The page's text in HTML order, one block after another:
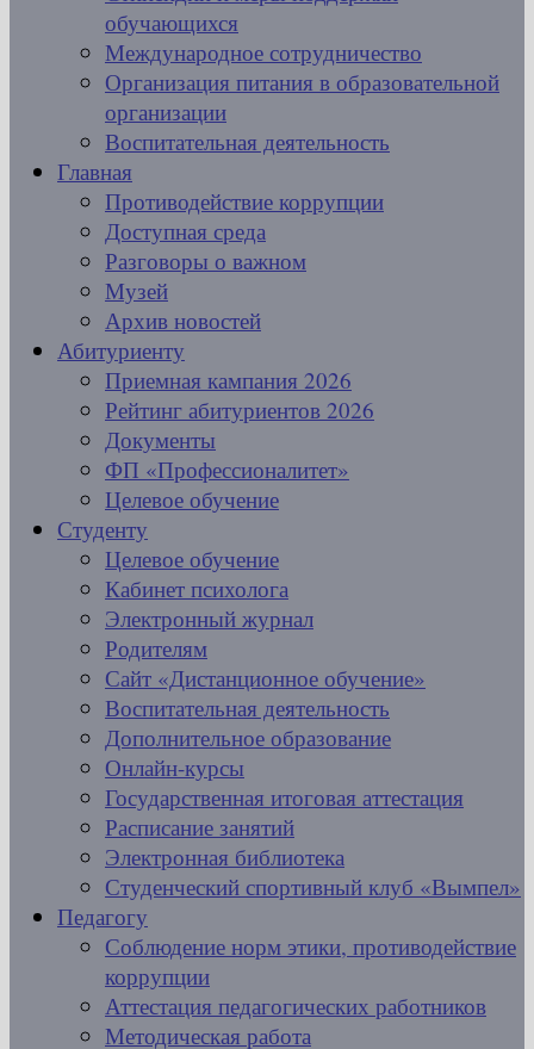
обучающихся
Международное сотрудничество
Организация питания в образовательной
организации
Воспитательная деятельность
Главная
Противодействие коррупции
Доступная среда
Разговоры о важном
Музей
Архив новостей
Абитуриенту
Приемная кампания 2026
Рейтинг абитуриентов 2026
Документы
ФП «Профессионалитет»
Целевое обучение
Студенту
Целевое обучение
Кабинет психолога
Электронный журнал
Родителям
Сайт «Дистанционное обучение»
Воспитательная деятельность
Дополнительное образование
Онлайн-курсы
Государственная итоговая аттестация
Расписание занятий
Электронная библиотека
Студенческий спортивный клуб «Вымпел»
Педагогу
Соблюдение норм этики, противодействие
коррупции
Аттестация педагогических работников
Методическая работа